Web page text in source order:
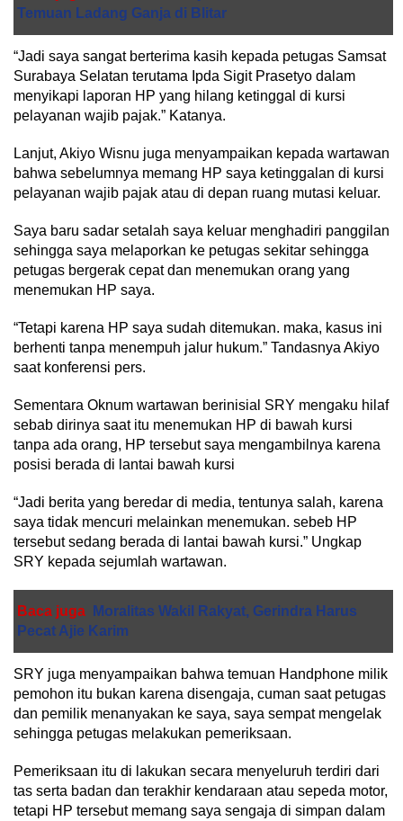
Temuan Ladang Ganja di Blitar
“Jadi saya sangat berterima kasih kepada petugas Samsat
Surabaya Selatan terutama Ipda Sigit Prasetyo dalam
menyikapi laporan HP yang hilang ketinggal di kursi
pelayanan wajib pajak.” Katanya.
Lanjut, Akiyo Wisnu juga menyampaikan kepada wartawan
bahwa sebelumnya memang HP saya ketinggalan di kursi
pelayanan wajib pajak atau di depan ruang mutasi keluar.
Saya baru sadar setalah saya keluar menghadiri panggilan
sehingga saya melaporkan ke petugas sekitar sehingga
petugas bergerak cepat dan menemukan orang yang
menemukan HP saya.
“Tetapi karena HP saya sudah ditemukan. maka, kasus ini
berhenti tanpa menempuh jalur hukum.” Tandasnya Akiyo
saat konferensi pers.
Sementara Oknum wartawan berinisial SRY mengaku hilaf
sebab dirinya saat itu menemukan HP di bawah kursi
tanpa ada orang, HP tersebut saya mengambilnya karena
posisi berada di lantai bawah kursi
“Jadi berita yang beredar di media, tentunya salah, karena
saya tidak mencuri melainkan menemukan. sebeb HP
tersebut sedang berada di lantai bawah kursi.” Ungkap
SRY kepada sejumlah wartawan.
Baca juga
Moralitas Wakil Rakyat, Gerindra Harus
Pecat Ajie Karim
SRY juga menyampaikan bahwa temuan Handphone milik
pemohon itu bukan karena disengaja, cuman saat petugas
dan pemilik menanyakan ke saya, saya sempat mengelak
sehingga petugas melakukan pemeriksaan.
Pemeriksaan itu di lakukan secara menyeluruh terdiri dari
tas serta badan dan terakhir kendaraan atau sepeda motor,
tetapi HP tersebut memang saya sengaja di simpan dalam